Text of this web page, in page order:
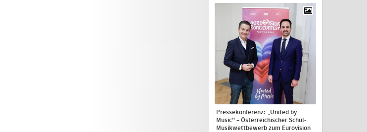
Pressekonferenz: „United by
Music" – Österreichischer Schul-
Musikwettbewerb zum Eurovision